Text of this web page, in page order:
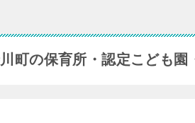
川町の保育所・認定こども